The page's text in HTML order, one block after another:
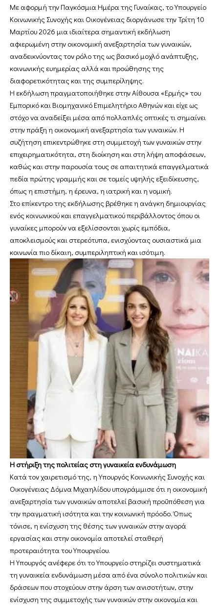
Με αφορμή την Παγκόσμια Ημέρα της Γυναίκας, το Υπουργείο
Κοινωνικής Συνοχής και Οικογένειας διοργάνωσε την Τρίτη 10
Μαρτίου 2026 μια ιδιαίτερα σημαντική εκδήλωση
αφιερωμένη στην οικονομική ανεξαρτησία των γυναικών,
αναδεικνύοντας τον ρόλο της ως βασικό μοχλό ανάπτυξης,
κοινωνικής ευημερίας αλλά και προώθησης της
διαφορετικότητας και της συμπερίληψης.
Η εκδήλωση πραγματοποιήθηκε στην Αίθουσα «Ερμής» του
Εμπορικό και Βιομηχανικό Επιμελητήριο Αθηνών και είχε ως
στόχο να αναδείξει μέσα από πολλαπλές οπτικές τι σημαίνει
στην πράξη η οικονομική ανεξαρτησία των γυναικών. Η
συζήτηση επικεντρώθηκε στη συμμετοχή των γυναικών στην
επιχειρηματικότητα, στη διοίκηση και στη λήψη αποφάσεων,
καθώς και στην παρουσία τους σε απαιτητικά επαγγελματικά
πεδία πρώτης γραμμής και σε τομείς υψηλής εξειδίκευσης,
όπως η επιστήμη, η έρευνα, η ιατρική και η νομική.
Στο επίκεντρο της εκδήλωσης βρέθηκε η ανάγκη δημιουργίας
ενός κοινωνικού και επαγγελματικού περιβάλλοντος όπου οι
γυναίκες μπορούν να εξελίσσονται χωρίς εμπόδια,
αποκλεισμούς και στερεότυπα, ενισχύοντας ουσιαστικά μια
κοινωνία πιο δίκαιη, συμπεριληπτική και ισότιμη.
Η στήριξη της πολιτείας στη γυναικεία ενδυνάμωση
Κατά τον χαιρετισμό της, η Υπουργός Κοινωνικής Συνοχής και
Οικογένειας Δόμνα Μιχαηλίδου υπογράμμισε ότι η οικονομική
ανεξαρτησία των γυναικών αποτελεί βασική προϋπόθεση για
την πραγματική ισότητα και την κοινωνική πρόοδο. Όπως
τόνισε, η ενίσχυση της θέσης των γυναικών στην αγορά
εργασίας και στην οικονομία αποτελεί σταθερή
προτεραιότητα του Υπουργείου.
Η Υπουργός ανέφερε ότι το Υπουργείο στηρίζει συστηματικά
τη γυναικεία ενδυνάμωση μέσα από ένα σύνολο πολιτικών και
δράσεων που στοχεύουν στην άρση των ανισοτήτων, στην
ενίσχυση της συμμετοχής των γυναικών στην οικονομία και